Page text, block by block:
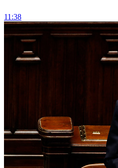
11:38